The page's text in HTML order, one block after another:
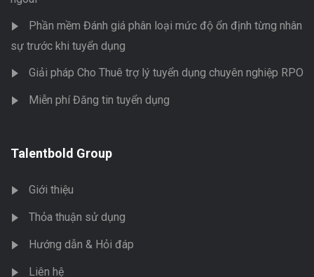
Phần mềm Đánh giá phân loại mức độ ổn định từng nhân
sự trước khi tuyển dụng
Giải pháp Cho Thuê trợ lý tuyển dụng chuyên nghiệp RPO
Miễn phí Đăng tin tuyển dụng
Talentbold Group
Giới thiệu
Thỏa thuận sử dụng
Hướng dẫn & Hỏi đáp
Liên hệ